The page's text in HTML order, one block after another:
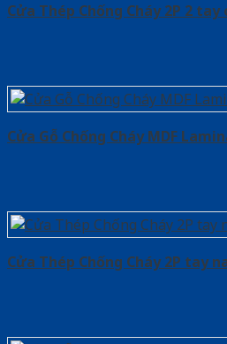
Cửa Thép Chống Cháy 2P 2 tay
Cửa Gỗ Chống Cháy MDF
Cửa Thép Chống Cháy 2P tay